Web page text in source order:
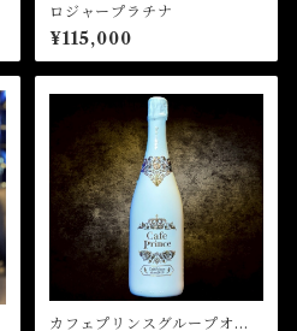
ロジャープラチナ
¥115,000
カフェプリンスグループオリ